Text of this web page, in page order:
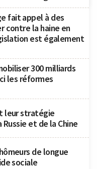
fait appel à des
contre la haine en
est également
300 milliards
les réformes
leur stratégie
et de la Chine
de longue
sociale